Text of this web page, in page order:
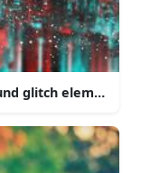
glitch elementen